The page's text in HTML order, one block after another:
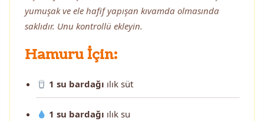
yumuşak ve ele hafif yapışan kıvamda olmasında
saklıdır. Unu kontrollü ekleyin.
Hamuru İçin:
1 su bardağı ılık süt
1 su bardağı ılık su